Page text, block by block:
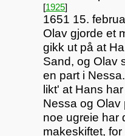
[1925]
1651 15.
Olav gjorde et
gikk ut på at
Sand, og Olav
en part i
likt' at Hans
Nessa og Olav
noe ugreie har
makeskiftet,